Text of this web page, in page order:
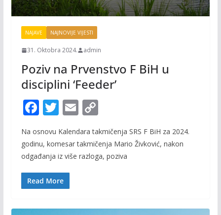
NAJAVE NAJNOVIJE VIJESTI
31. Oktobra 2024. admin
Poziv na Prvenstvo F BiH u
disciplini ‘Feeder’
F
e
b
o
o
T
w
itt
er
E
m
ai
l
C
o
p
y
Na osnovu Kalendara takmičenja SRS F BiH za 2024.
godinu, komesar takmičenja Mario Živković, nakon
odgađanja iz više razloga, poziva
Read More